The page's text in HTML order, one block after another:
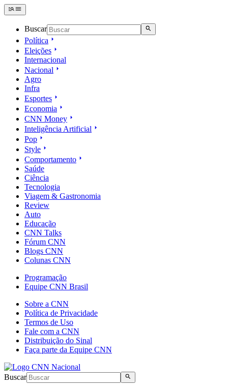
Buscar
Política
Eleições
Internacional
Nacional
Agro
Infra
Esportes
Economia
CNN Money
Inteligência Artificial
Pop
Style
Comportamento
Saúde
Ciência
Tecnologia
Viagem & Gastronomia
Review
Auto
Educação
CNN Talks
Fórum CNN
Blogs CNN
Colunas CNN
Programação
Equipe CNN Brasil
Sobre a CNN
Política de Privacidade
Termos de Uso
Fale com a CNN
Distribuição do Sinal
Faça parte da Equipe CNN
Buscar